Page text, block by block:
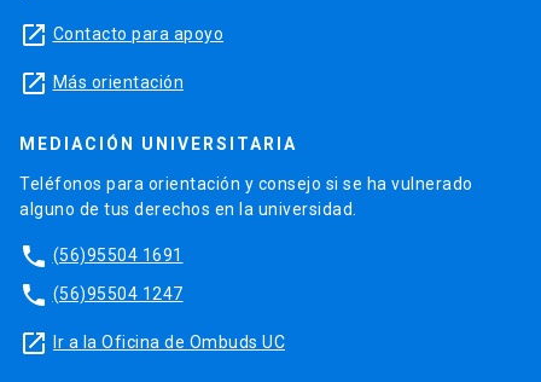
launch Contacto para apoyo
launch Más orientación
MEDIACIÓN UNIVERSITARIA
Teléfonos para orientación y consejo si se ha vulnerado
alguno de tus derechos en la universidad.
phone (56)95504 1691
phone (56)95504 1247
launch Ir a la Oficina de Ombuds UC